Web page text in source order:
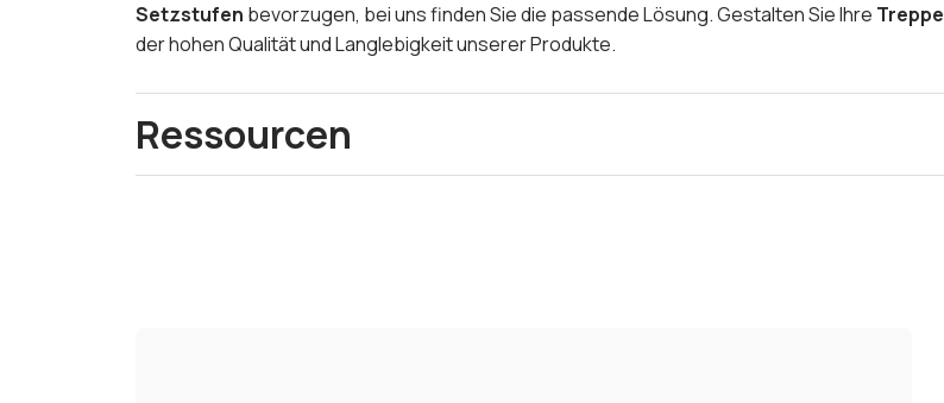
Setzstufen bevorzugen, bei uns finden Sie die passende Lösung. Gestalten Sie Ihre
der hohen Qualität und Langlebigkeit unserer Produkte.
Ressourcen